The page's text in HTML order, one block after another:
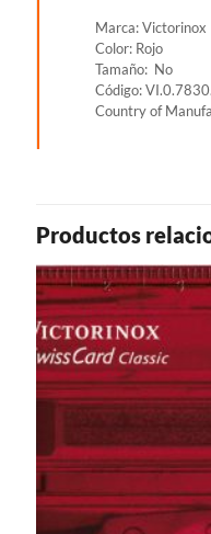
Marca: Victorinox
Color: Rojo
Tamaño: No
Código:
Country of
Productos